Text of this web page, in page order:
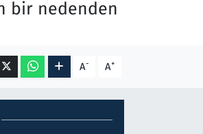
bir nedenden
A- A+